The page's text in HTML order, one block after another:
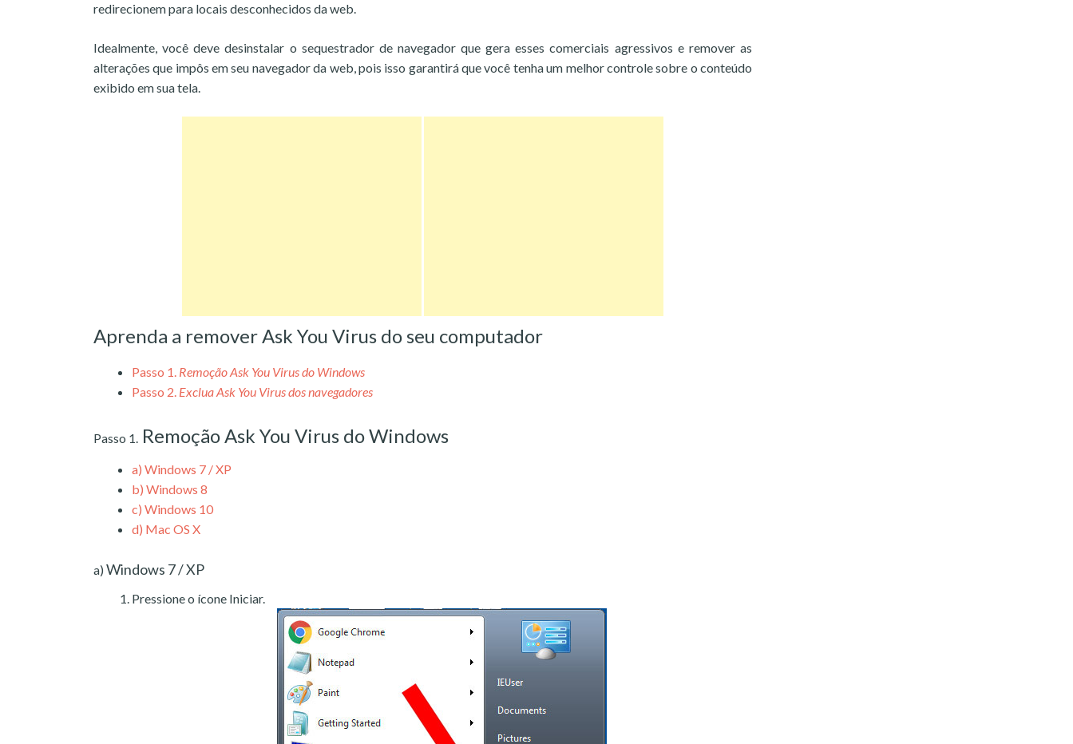
redirecionem para locais desconhecidos da web.
Idealmente, você deve desinstalar o sequestrador de navegador que gera esses comerciais agressivos e remover as
alterações que impôs em seu navegador da web, pois isso garantirá que você tenha um melhor controle sobre o conteúdo
exibido em sua tela.
Aprenda a remover Ask You Virus do seu computador
Passo 1. Remoção Ask You Virus do Windows
Passo 2. Exclua Ask You Virus dos navegadores
Passo 1. Remoção Ask You Virus do Windows
a) Windows 7 / XP
b) Windows 8
c) Windows 10
d) Mac OS X
a) Windows 7 / XP
Pressione o ícone Iniciar.